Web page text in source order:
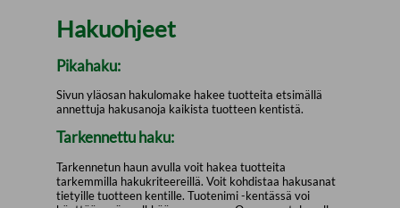
Hakuohjeet
Pikahaku:
Sivun yläosan hakulomake hakee tuotteita etsimällä
annettuja hakusanoja kaikista tuotteen kentistä.
Tarkennettu haku:
Tarkennetun haun avulla voit hakea tuotteita
tarkemmilla hakukriteereillä. Voit kohdistaa hakusanat
tietyille tuotteen kentille. Tuotenimi -kentässä voi